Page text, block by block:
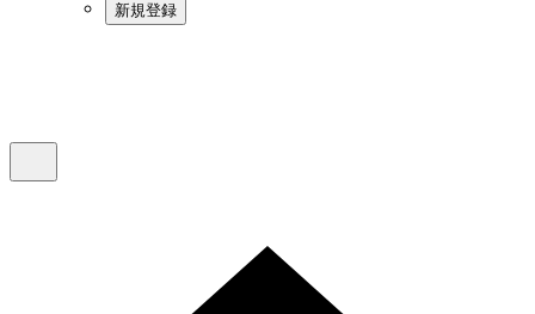
新規登録